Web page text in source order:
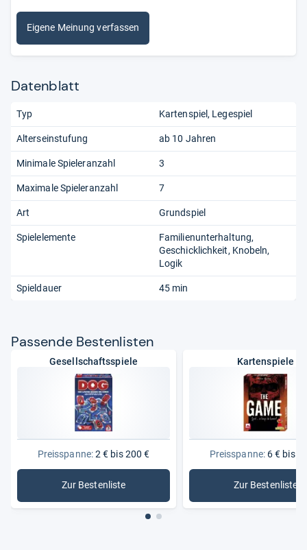
Eigene Meinung verfassen
Datenblatt
Typ Kartenspiel Legespiel
Alterseinstufung ab 10 Jahren
Minimale Spieleranzahl 3
Maximale Spieleranzahl 7
Art Grundspiel
Spielelemente
Familienunterhaltung
Geschicklichkeit Knobeln
Logik
Spieldauer 45 min
Pas­sende Bes­ten­lis­ten
Gesellschaftsspiele
Preisspanne:2 € bis 200 €
Zur Bestenliste: Gesellschaftsspiele
Kartenspiele
Preisspanne:6 € bis
Zur Bestenliste
: